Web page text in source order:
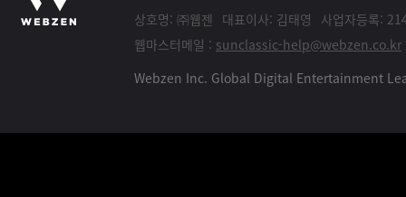
상호명: ㈜웹젠 대표이사: 김태영
사업자등록:
웹마스터메일 : sunclassic-help@webzen.co.kr
Webzen Inc. Global Digital Entertainment